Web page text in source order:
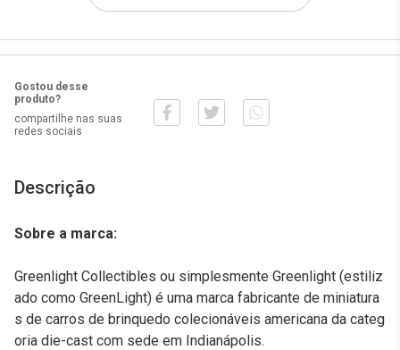
Gostou desse
produto?
compartilhe nas suas
redes sociais
Descrição
Sobre a marca:
Greenlight Collectibles ou simplesmente Greenlight (estiliz
ado como GreenLight) é uma marca fabricante de miniatura
s de carros de brinquedo colecionáveis americana da categ
oria die-cast com sede em Indianápolis.